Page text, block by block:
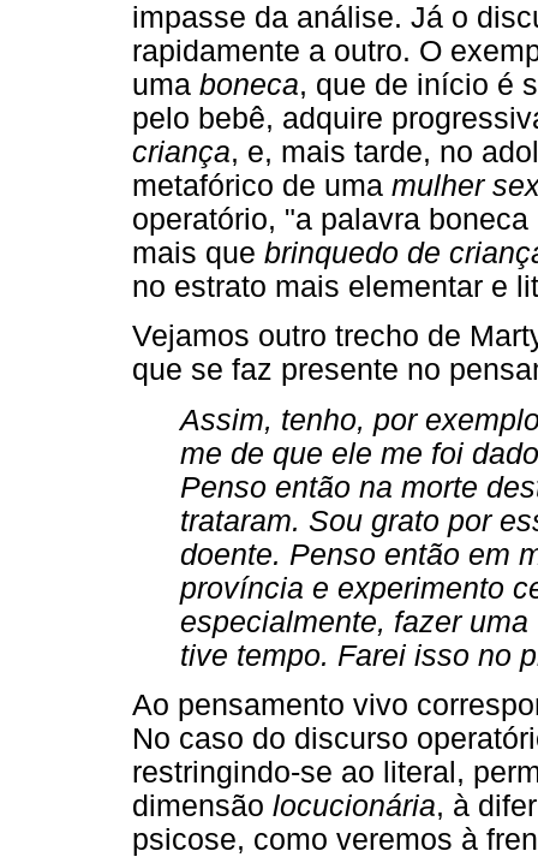
impasse da análise. Já o
rapidamente a outro. O
uma boneca, que de início é
pelo bebê, adquire
criança, e, mais tarde, no
metafórico de uma mulher
operatório, "a palavra
mais que brinquedo de
no estrato mais elementar e
Vejamos outro trecho de
que se faz presente no
Assim, tenho, por
me de que ele me foi
Penso então na morte
trataram. Sou grato por
doente. Penso então em
província e experimento
especialmente, fazer
tive tempo. Farei isso no
Ao pensamento vivo
No caso do discurso
restringindo-se ao literal,
dimensão locucionária, à
psicose, como veremos à